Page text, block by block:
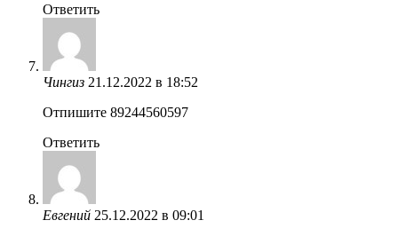
Ответить
Чингиз 21.12.2022 в 18:52
Отпишите 89244560597
Ответить
Евгений 25.12.2022 в 09:01